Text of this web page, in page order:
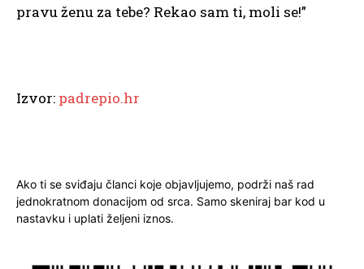
pravu ženu za tebe? Rekao sam ti, moli se!”
Izvor: padrepio.hr
Ako ti se sviđaju članci koje objavljujemo, podrži naš rad
jednokratnom donacijom od srca. Samo skeniraj bar kod u
nastavku i uplati željeni iznos.